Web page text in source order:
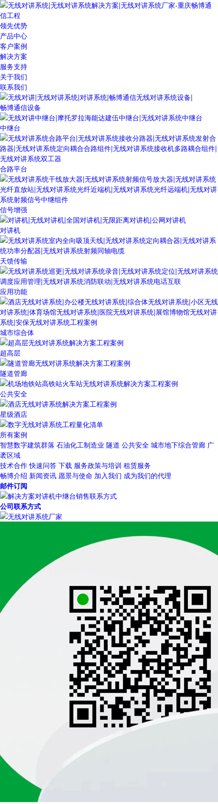
领先优势
产品中心
客户案例
解决方案
服务支持
关于我们
联系我们
畅博通信设备
中继台
合路平台
信号增强
对讲机
天馈传输
应用功能
城市综合体
超高层
隧道管廊
公共安全
星级酒店
所有案例
智慧数字建筑群落 石油化工制造业 隧道 公共安全 城市地下综合管廊 广
袤区域
技术合作 快速问答 下载 服务政策与培训 租赁服务
畅博介绍 新闻资讯 愿景与使命 加入我们 成为我们的代理
邮件订阅
公司联系方式